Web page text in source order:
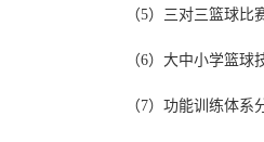
（5）三对三篮球比
（6）大中小学篮球
（7）功能训练体系